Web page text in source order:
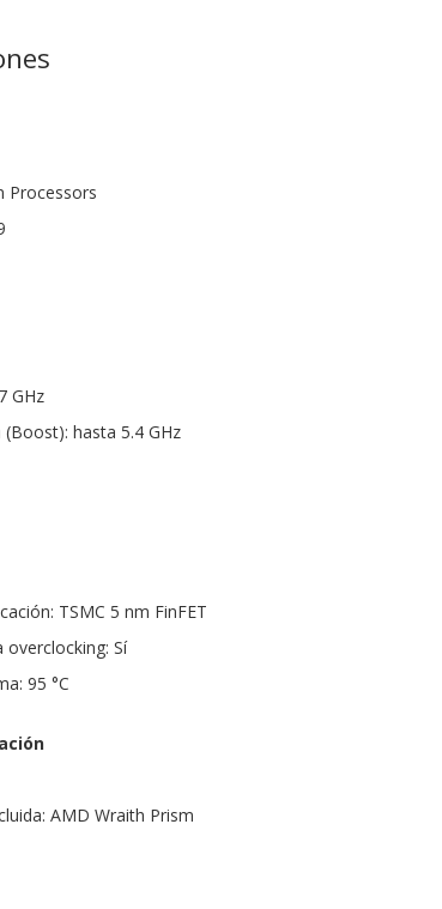
Processors
GHz
hasta 5.4 GHz
TSMC 5 nm FinFET
Sí
95 °C
AMD Wraith Prism